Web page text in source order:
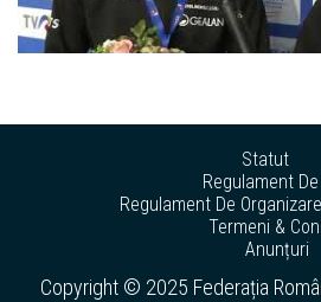
Statut
Regulament
Regulament De
Termeni &
Anunțuri
Copyright © 2025 Federația